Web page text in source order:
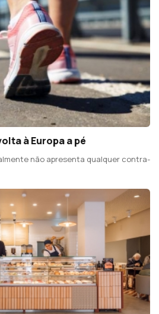
à Europa a pé
não apresenta qualquer contra-